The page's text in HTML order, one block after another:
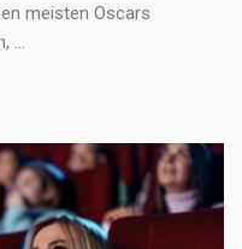
meisten Oscars
...